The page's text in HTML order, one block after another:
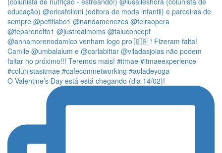
O Valentine’s Day está está chegando (dia 14/02)!